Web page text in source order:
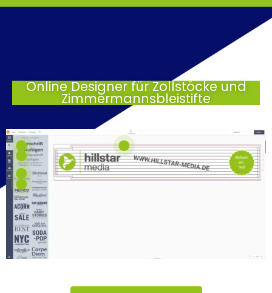
Online Designer für Zollstöcke und
Zimmermannsbleistifte